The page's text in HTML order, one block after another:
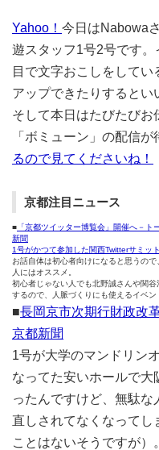
Yahoo！ 今日はNabowa
遊スタッフ1号2号です
目で文字おこしをして
アップできたりするとい
そして本日はたびたびお
「ボミューン」の配信が
るので見てくださいね！
京都注目ニュース
■ 「京都ツイッター博覧会」開催へ－
新聞
1号がかつて参加した関西Twitterサミット
お話自体は初心者向けになると思うの
人にはオススメ。
初心者じゃない人でも北野誠さんや関
するので、人脈づくりにも使えるイベン
■長岡京市次期行財政改
京都新聞
1号が大学のマンドリン
なってた安いホールで大
ったんですけど、無駄
直しされてなくなってし
ことはないそうですが）。